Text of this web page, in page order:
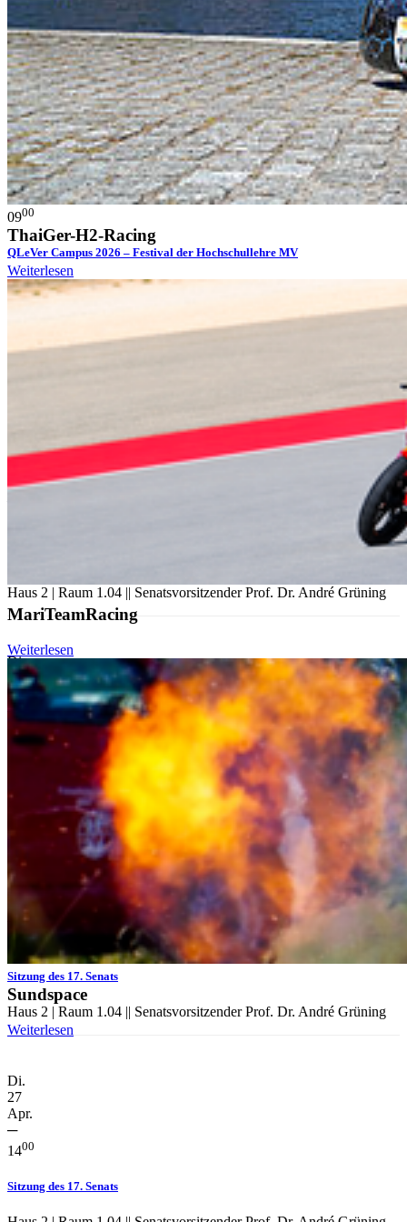
ThaiGer-H2-Racing
Weiterlesen
MariTeamRacing
Weiterlesen
Sundspace
Weiterlesen
Berlin || Hochschulkommunikation
weiterlesen
9:00 Uhr - 15:00 Uhr
Do.
03
Dez.
─
0900
QLeVer Campus 2026 – Festival der Hochschullehre MV
Universität Greifswald || QLeVer
Die Hochschule Stralsund ist Teil des Verbundprojekts QLeVer und
Di.
Dez.
Haus 2 | Raum 1.04 || Senatsvorsitzender Prof. Dr. André Grüning
Di.
26
Jan.
─
1400
Sitzung des 17. Senats
Haus 2 | Raum 1.04 || Senatsvorsitzender Prof. Dr. André Grüning
Di.
23
─
00
Sitzung des 17. Senats
Haus 2 | Raum 1.04 || Senatsvorsitzender Prof. Dr. André Grüning
Di.
27
Apr.
─
1400
Sitzung des 17. Senats